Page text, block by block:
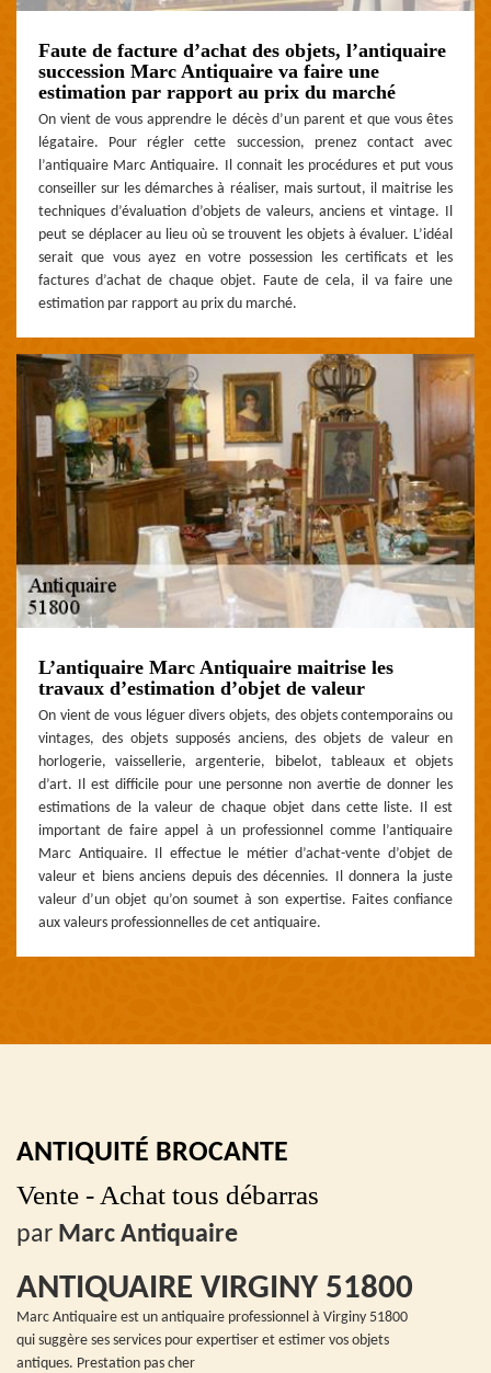
Faute de facture d’achat des objets, l’antiquaire
succession Marc Antiquaire va faire une
estimation par rapport au prix du marché
On vient de vous apprendre le décès d’un parent et que vous êtes
légataire. Pour régler cette succession, prenez contact avec
l’antiquaire Marc Antiquaire. Il connait les procédures et put vous
conseiller sur les démarches à réaliser, mais surtout, il maitrise les
techniques d’évaluation d’objets de valeurs, anciens et vintage. Il
peut se déplacer au lieu où se trouvent les objets à évaluer. L’idéal
serait que vous ayez en votre possession les certificats et les
factures d’achat de chaque objet. Faute de cela, il va faire une
estimation par rapport au prix du marché.
L’antiquaire Marc Antiquaire maitrise les
travaux d’estimation d’objet de valeur
On vient de vous léguer divers objets, des objets contemporains ou
vintages, des objets supposés anciens, des objets de valeur en
horlogerie, vaissellerie, argenterie, bibelot, tableaux et objets
d’art. Il est difficile pour une personne non avertie de donner les
estimations de la valeur de chaque objet dans cette liste. Il est
important de faire appel à un professionnel comme l’antiquaire
Marc Antiquaire. Il effectue le métier d’achat-vente d’objet de
valeur et biens anciens depuis des décennies. Il donnera la juste
valeur d’un objet qu’on soumet à son expertise. Faites confiance
aux valeurs professionnelles de cet antiquaire.
ANTIQUITÉ BROCANTE
Vente - Achat tous débarras
par Marc Antiquaire
ANTIQUAIRE VIRGINY 51800
Marc Antiquaire est un antiquaire professionnel à Virginy 51800
qui suggère ses services pour expertiser et estimer vos objets
antiques. Prestation pas cher